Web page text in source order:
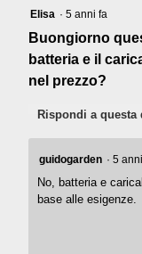
Elisa · 5 anni fa
Buongiorno
batteria e il
nel prezzo?
Rispondi a questa
guidogarden · 5
No, batteria e
base alle esigenze.